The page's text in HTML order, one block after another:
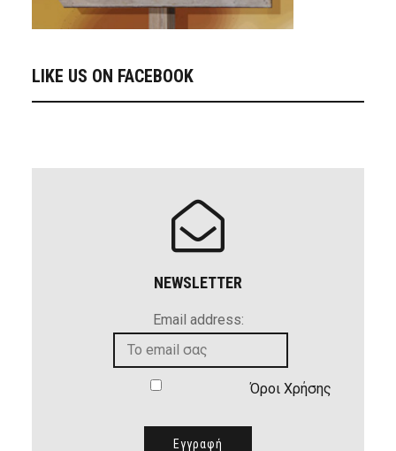
LIKE US ON FACEBOOK
NEWSLETTER
Email address:
Όροι Χρήσης